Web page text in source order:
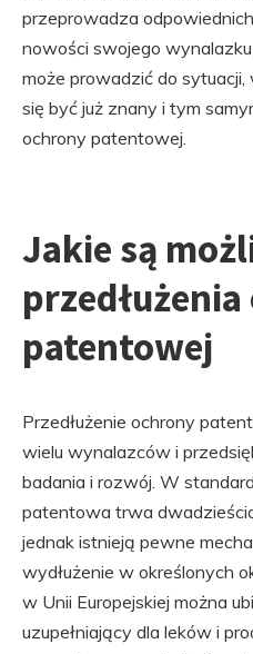
przeprowadza
nowości swojego
może prowadzić do sytuacji,
się być już znany i tym
ochrony patentowej.
Jakie są
patentowej
Przedłużenie ochrony
wielu wynalazców i
badania i rozwój. W
patentowa trwa
jednak istnieją pewne
wydłużenie w określonych
w Unii Europejskiej można
uzupełniający dla leków i